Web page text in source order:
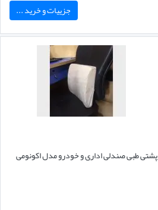
جزییات و خرید ...
پشتی طبی صندلی اداری و خودرو مدل اکونومی